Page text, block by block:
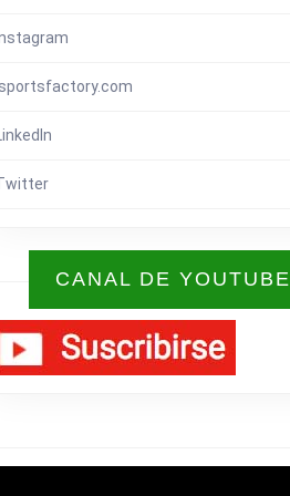
CANAL DE YOUTUBE